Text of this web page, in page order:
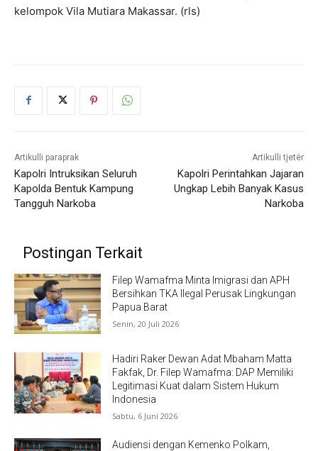
kelompok Vila Mutiara Makassar. (rls)
Artikulli paraprak
Kapolri Intruksikan Seluruh
Kapolda Bentuk Kampung
Tangguh Narkoba
Artikulli tjetër
Kapolri Perintahkan Jajaran
Ungkap Lebih Banyak Kasus
Narkoba
Postingan Terkait
Filep Wamafma Minta Imigrasi dan APH
Bersihkan TKA Ilegal Perusak Lingkungan
Papua Barat
Senin, 20 Juli 2026
Hadiri Raker Dewan Adat Mbaham Matta
Fakfak, Dr. Filep Wamafma: DAP Memiliki
Legitimasi Kuat dalam Sistem Hukum
Indonesia
Sabtu, 6 Juni 2026
Audiensi dengan Kemenko Polkam,